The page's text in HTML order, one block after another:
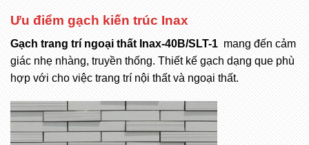
Ưu điểm gạch kiến trúc Inax
Gạch trang trí ngoại thất Inax-40B/SLT-1 mang đến cảm
giác nhẹ nhàng, truyền thống. Thiết kế gạch dạng que phù
hợp với cho việc trang trí nội thất và ngoại thất.